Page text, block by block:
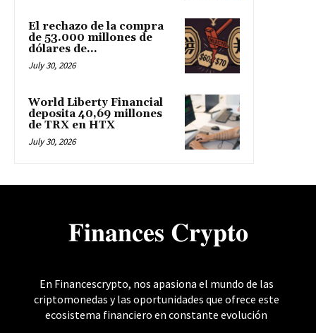
El rechazo de la compra
de 53.000 millones de
dólares de...
July 30, 2026
World Liberty Financial
deposita 40,69 millones
de TRX en HTX
July 30, 2026
𝐅𝐢𝐧𝐚𝐧𝐜𝐞𝐬 𝐂𝐫𝐲𝐩𝐭𝐨
En Financescrypto, nos apasiona el mundo de las
criptomonedas y las oportunidades que ofrece este
ecosistema financiero en constante evolución